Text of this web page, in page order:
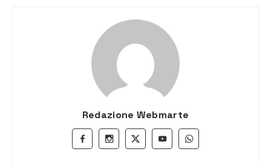
Redazione Webmarte